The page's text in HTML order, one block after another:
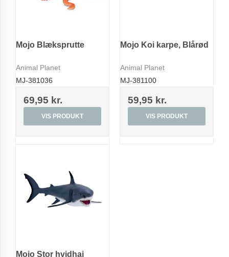
Mojo Blæksprutte
Animal Planet
MJ-381036
69,95 kr.
VIS PRODUKT
Mojo Koi karpe, Blårød
Animal Planet
MJ-381100
59,95 kr.
VIS PRODUKT
Mojo Stor hvidhaj